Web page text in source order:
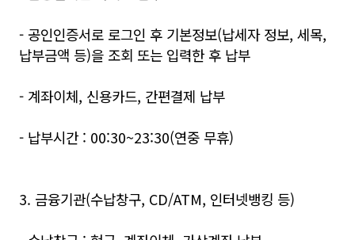
- 공인인증서로 로그인 후 기본정보(납세자 정보, 세목,
납부금액 등)을 조회 또는 입력한 후 납부
- 계좌이체, 신용카드, 간편결제 납부
- 납부시간 : 00:30~23:30(연중 무휴)
3. 금융기관(수납창구, CD/ATM, 인터넷뱅킹 등)